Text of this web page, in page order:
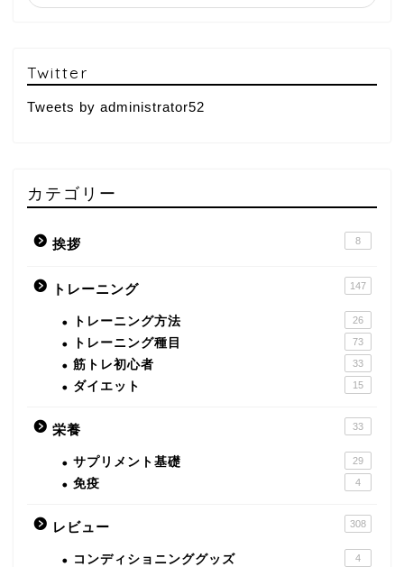
Twitter
Tweets by administrator52
カテゴリー
挨拶 8
トレーニング 147
トレーニング方法 26
トレーニング種目 73
筋トレ初心者 33
ダイエット 15
栄養 33
サプリメント基礎 29
免疫 4
レビュー 308
コンディショニンググッズ 4